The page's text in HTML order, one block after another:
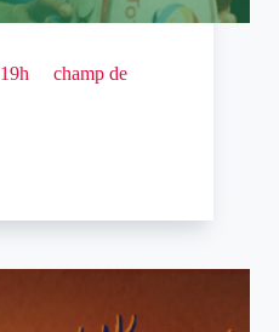
19h
champ de